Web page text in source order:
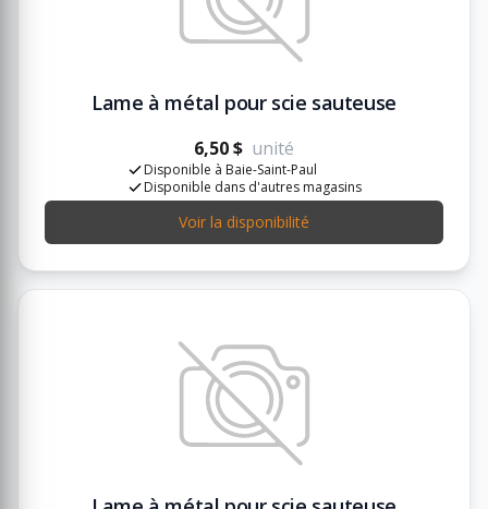
Lame à métal pour scie sauteuse
6,50 $ unité
Disponible à Baie-Saint-Paul
Disponible dans d'autres magasins
Voir la disponibilité